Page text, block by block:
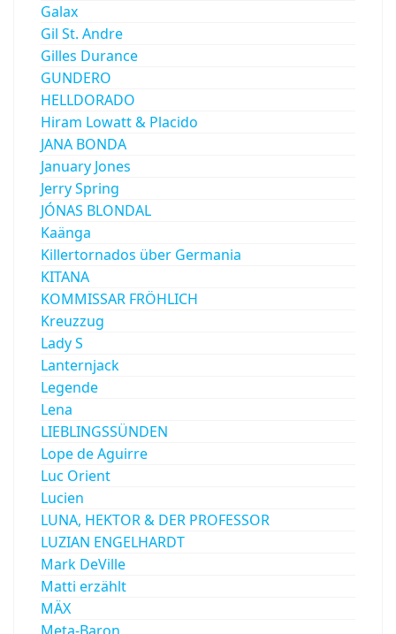
Galax
Gil St. Andre
Gilles Durance
GUNDERO
HELLDORADO
Hiram Lowatt & Placido
JANA BONDA
January Jones
Jerry Spring
JÓNAS BLONDAL
Kaänga
Killertornados über Germania
KITANA
KOMMISSAR FRÖHLICH
Kreuzzug
Lady S
Lanternjack
Legende
Lena
LIEBLINGSSÜNDEN
Lope de Aguirre
Luc Orient
Lucien
LUNA, HEKTOR & DER PROFESSOR
LUZIAN ENGELHARDT
Mark DeVille
Matti erzählt
MÄX